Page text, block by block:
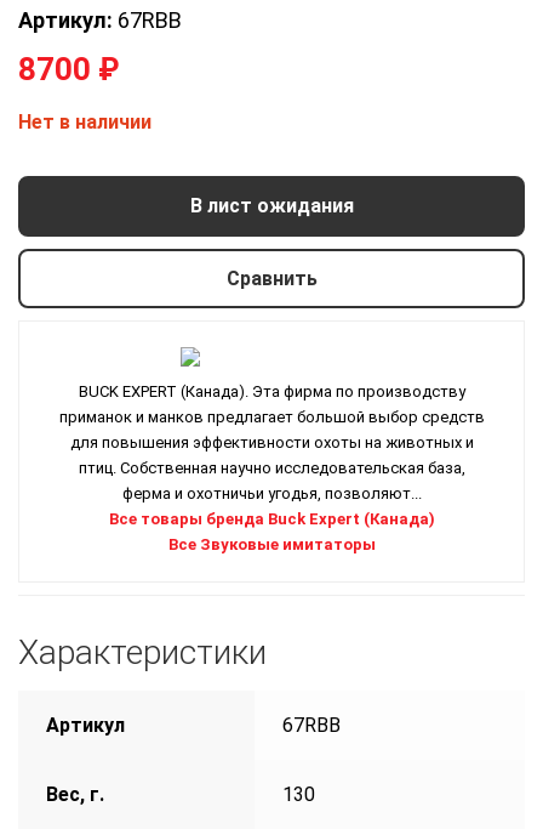
Артикул: 67RBB
8700 ₽
Нет в наличии
В лист ожидания
Сравнить
BUCK EXPERT (Канада). Эта фирма по производству
приманок и манков предлагает большой выбор средств
для повышения эффективности охоты на животных и
птиц. Собственная научно исследовательская база,
ферма и охотничьи угодья, позволяют...
Все товары бренда Buck Expert (Канада)
Все Звуковые имитаторы
Характеристики
Артикул 67RBB
Вес, г. 130